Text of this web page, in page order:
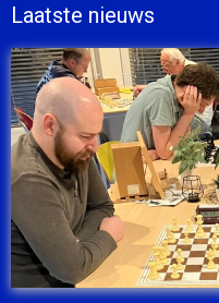
Laatste nieuws